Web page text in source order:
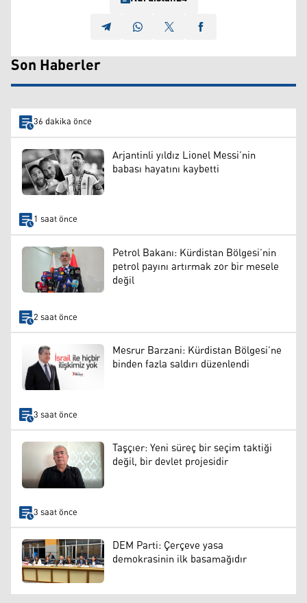
Son Haberler
36 dakika önce
Arjantinli yıldız Lionel Messi’nin
babası hayatını kaybetti
1 saat önce
Petrol Bakanı: Kürdistan Bölgesi’nin
petrol payını artırmak zor bir mesele
değil
2 saat önce
Mesrur Barzani: Kürdistan Bölgesi’ne
binden fazla saldırı düzenlendi
3 saat önce
Taşçıer: Yeni süreç bir seçim taktiği
değil, bir devlet projesidir
3 saat önce
DEM Parti: Çerçeve yasa
demokrasinin ilk basamağıdır